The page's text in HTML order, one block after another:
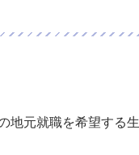
地元就職を希望する